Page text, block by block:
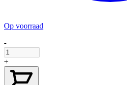
Op voorraad
-
+